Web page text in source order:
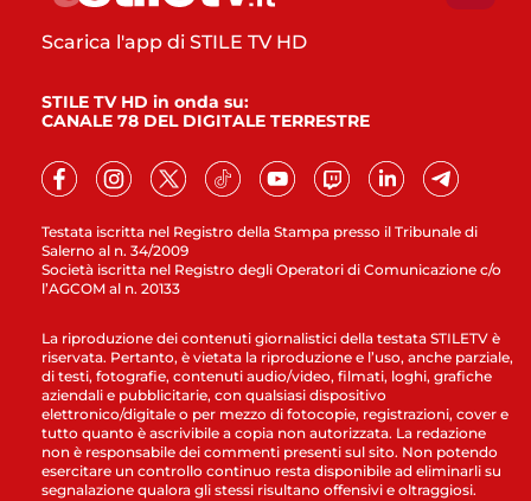
Testata iscritta nel Registro della Stampa presso il Tribunale di
Salerno al n. 34/2009
Società iscritta nel Registro degli Operatori di Comunicazione c/o
l’AGCOM al n. 20133
Scarica l'app di STILE TV HD
STILE TV HD in onda su:
CANALE 78 DEL DIGITALE TERRESTRE
La riproduzione dei contenuti giornalistici della testata STILETV è
riservata. Pertanto, è vietata la riproduzione e l’uso, anche parziale,
di testi, fotografie, contenuti audio/video, filmati, loghi, grafiche
aziendali e pubblicitarie, con qualsiasi dispositivo
elettronico/digitale o per mezzo di fotocopie, registrazioni, cover e
tutto quanto è ascrivibile a copia non autorizzata. La redazione
non è responsabile dei commenti presenti sul sito. Non potendo
esercitare un controllo continuo resta disponibile ad eliminarli su
segnalazione qualora gli stessi risultano offensivi e oltraggiosi.